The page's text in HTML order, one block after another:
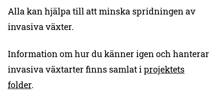
Alla kan hjälpa till att minska spridningen av
invasiva växter.
Information om hur du känner igen och hanterar
invasiva växtarter finns samlat iprojektets
folder.